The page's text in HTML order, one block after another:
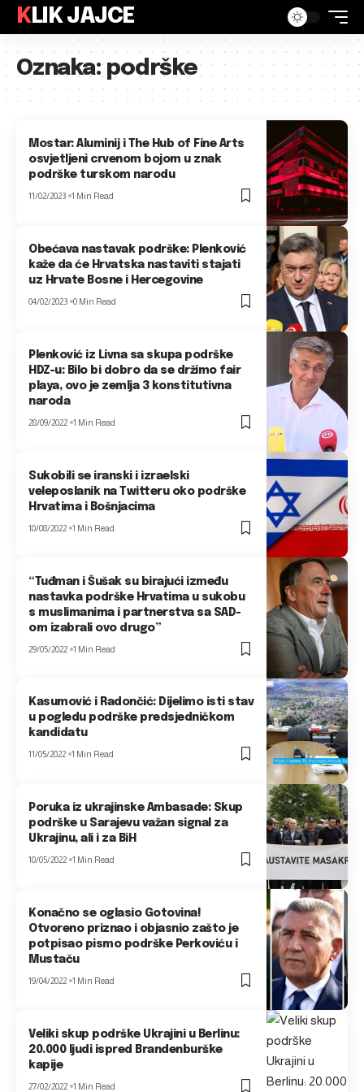
KLIK JAJCE
Oznaka:podrške
Mostar: Aluminij i The Hub of Fine Arts
osvjetljeni crvenom bojom u znak
podrške turskom narodu
11/02/2023 1 Min Read
Obećava nastavak podrške: Plenković
kaže da će Hrvatska nastaviti stajati
uz Hrvate Bosne i Hercegovine
04/02/2023 0 Min Read
Plenković iz Livna sa skupa podrške
HDZ-u: Bilo bi dobro da se držimo fair
playa, ovo je zemlja 3 konstitutivna
naroda
28/09/2022 1 Min Read
Sukobili se iranski i izraelski
veleposlanik na Twitteru oko podrške
Hrvatima i Bošnjacima
10/08/2022 1 Min Read
“Tuđman i Šušak su birajući između
nastavka podrške Hrvatima u sukobu
s muslimanima i partnerstva sa SAD-
om izabrali ovo drugo”
29/05/2022 1 Min Read
Kasumović i Radončić: Dijelimo isti stav
u pogledu podrške predsjedničkom
kandidatu
11/05/2022 1 Min Read
Poruka iz ukrajinske Ambasade: Skup
podrške u Sarajevu važan signal za
Ukrajinu, ali i za BiH
10/05/2022 1 Min Read
Konačno se oglasio Gotovina!
Otvoreno priznao i objasnio zašto je
potpisao pismo podrške Perkoviću i
Mustaču
19/04/2022 1 Min Read
Veliki skup podrške Ukrajini u Berlinu:
20.000 ljudi ispred Brandenburške
kapije
27/02/2022 1 Min Read